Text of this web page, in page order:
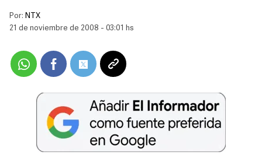
Por: NTX
21 de noviembre de 2008 - 03:01 hs